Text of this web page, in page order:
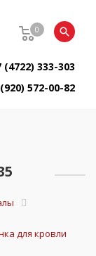
0
(4722) 333-303
572-00-82
для кровли